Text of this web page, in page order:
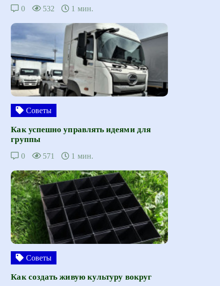
0 532 1 мин.
Советы
Как успешно управлять идеями для
группы
0 571 1 мин.
Советы
Как создать живую культуру вокруг